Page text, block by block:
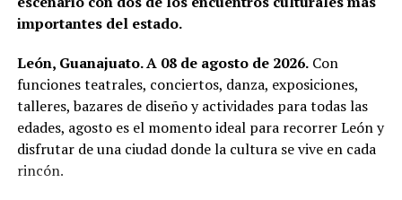
También presenciaron el conversatorio “La magia de ser
tú en cualquier rol”, en el que participaron las expertas
Adriana Padilla, Fátima Rangel y Lilia Martínez.
La directora de Desarrollo Institucional, Verónica
Gutiérrez Campos, agradeció a las madres por su
entrega y dedicación, y les hizo un llamado a sentirse
importantes del estado.
León, Guanajuato. A 08 de agosto de 2026.Con
funciones teatrales, conciertos, danza, exposiciones,
talleres, bazares de diseño y actividades para todas las
edades, agosto es el momento ideal para recorrer León y
disfrutar de una ciudad donde la cultura se vive en cada
rincón.